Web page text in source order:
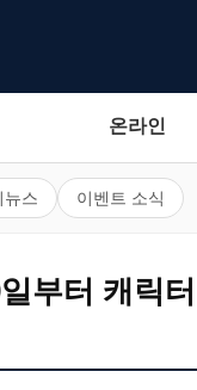
온라인
뉴스 이벤트 소식
부터 캐릭